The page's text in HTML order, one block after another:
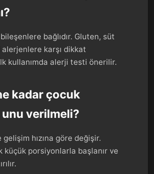
bağlıdır. Gluten, süt
karşı dikkat
kullanımda alerji testi önerilir.
kadar çocuk
unu verilmeli?
gelişim hızına göre değişir.
küçük porsiyonlarla başlanır ve